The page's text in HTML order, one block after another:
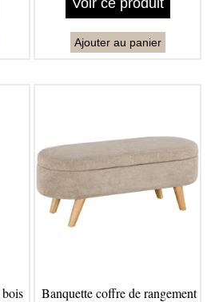
Voir ce produit
Ajouter au panier
Banquette coffre de rangement